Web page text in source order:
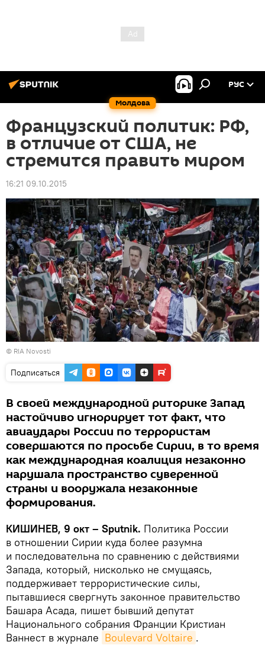
Молдова
РУС
Французский политик: РФ,
в отличие от США, не
стремится править миром
16:21 09.10.2015
© RIA Novosti
Подписаться
В своей международной риторике Запад
настойчиво игнорирует тот факт, что
авиаудары России по террористам
совершаются по просьбе Сирии, в то время
как международная коалиция незаконно
нарушала пространство суверенной
страны и вооружала незаконные
формирования.
КИШИНЕВ, 9 окт – Sputnik. Политика России
в отношении Сирии куда более разумна
и последовательна по сравнению с действиями
Запада, который, нисколько не смущаясь,
поддерживает террористические силы,
пытавшиеся свергнуть законное правительство
Башара Асада, пишет бывший депутат
Национального собрания Франции Кристиан
Ваннест в журнале Boulevard Voltaire .